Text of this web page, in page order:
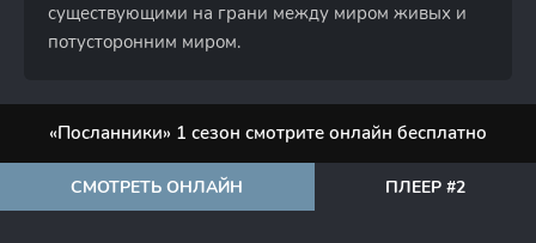
существующими на грани между миром живых и
потусторонним миром.
«Посланники» 1 сезон смотрите онлайн бесплатно
СМОТРЕТЬ ОНЛАЙН ПЛЕЕР #2